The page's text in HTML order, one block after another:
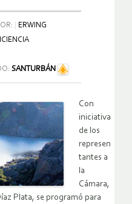
ERWING
SANTURBÁN
Con
iniciativa
de los
represen
tantes a
la
Cámara,
Plata, se programó para